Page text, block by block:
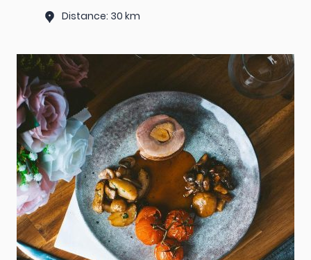
Distance: 30 km